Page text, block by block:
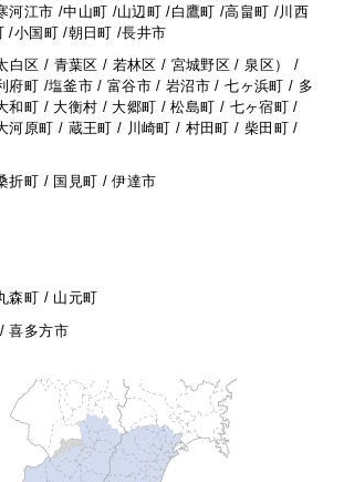
河江市 /中山町 /山辺町 /白鷹町 /高畠町 /川西
/小国町 /朝日町 /長井市
白区 / 青葉区 / 若林区 / 宮城野区 / 泉区） /
府町 /塩釜市 / 富谷市 / 岩沼市 / 七ヶ浜町 / 多
和町 / 大衡村 / 大郷町 /松島町 / 七ヶ宿町 /
河原町 / 蔵王町 / 川崎町 / 村田町 / 柴田町 /
折町 / 国見町 / 伊達市
森町 / 山元町
喜多方市